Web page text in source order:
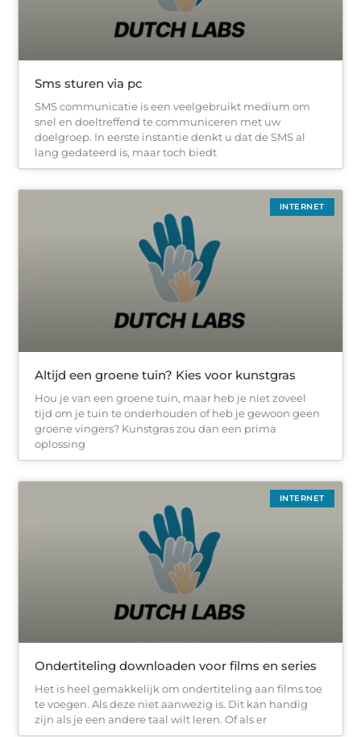
Sms sturen via pc
SMS communicatie is een veelgebruikt medium om
snel en doeltreffend te communiceren met uw
doelgroep. In eerste instantie denkt u dat de SMS al
lang gedateerd is, maar toch biedt
INTERNET
Altijd een groene tuin? Kies voor kunstgras
Hou je van een groene tuin, maar heb je niet zoveel
tijd om je tuin te onderhouden of heb je gewoon geen
groene vingers? Kunstgras zou dan een prima
oplossing
INTERNET
Ondertiteling downloaden voor films en series
Het is heel gemakkelijk om ondertiteling aan films toe
te voegen. Als deze niet aanwezig is. Dit kan handig
zijn als je een andere taal wilt leren. Of als er